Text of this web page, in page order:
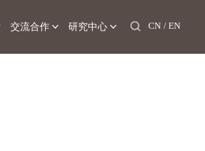
交流合作 研究中心 CN / EN